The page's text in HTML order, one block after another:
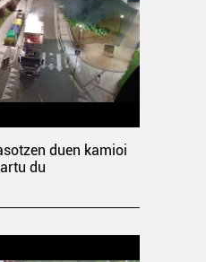
duen kamioi
du